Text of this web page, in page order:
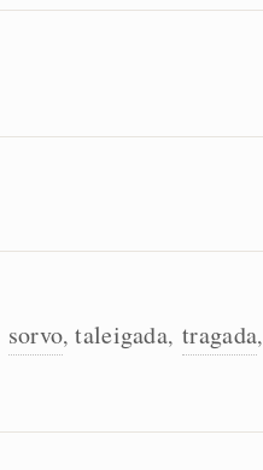
sorvo,taleigada, tragada,